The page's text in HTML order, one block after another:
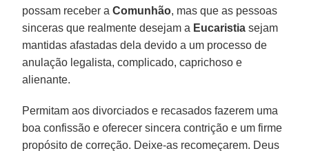
possam receber aComunhão, mas que as pessoas
sinceras que realmente desejam a Eucaristia sejam
mantidas afastadas dela devido a um processo de
anulação legalista, complicado, caprichoso e
alienante.
Permitam aos divorciados e recasados fazerem uma
boa confissão e oferecer sincera contrição e um firme
propósito de correção. Deixe-as recomeçarem. Deus